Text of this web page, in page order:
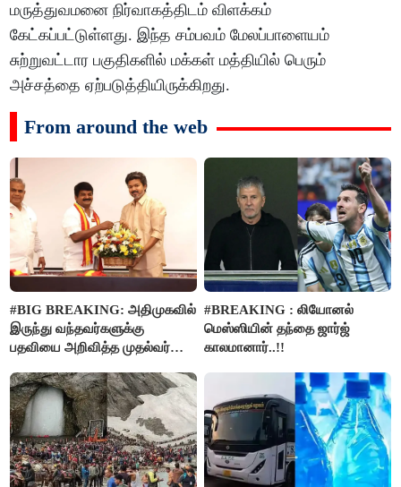
மருத்துவமனை நிர்வாகத்திடம் விளக்கம்
கேட்கப்பட்டுள்ளது. இந்த சம்பவம் மேலப்பாளையம்
சுற்றுவட்டார பகுதிகளில் மக்கள் மத்தியில் பெரும்
அச்சத்தை ஏற்படுத்தியிருக்கிறது.
From around the web
#BIG BREAKING: அதிமுகவில்
இருந்து வந்தவர்களுக்கு
பதவியை அறிவித்த முதல்வர்
#BREAKING : லியோனல்
மெஸ்ஸியின் தந்தை ஜார்ஜ்
காலமானார்..!!